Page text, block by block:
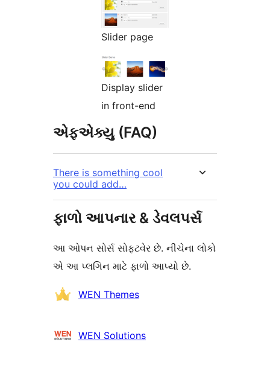
Slider page
Display slider
in front-end
એફએક્યુ (FAQ)
There is something cool
you could add…
ફાળો આપનાર & ડેવલપર્સ
આ ઓપન સોર્સ સોફ્ટવેર છે. નીચેના લોકો
એ આ પ્લગિન માટે ફાળો આપ્યો છે.
ફાળો
WEN Themes
WEN Solutions